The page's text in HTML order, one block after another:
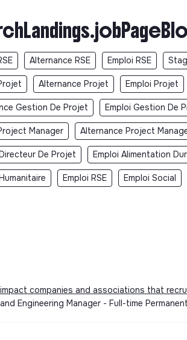
Alternance RSE Emploi RSE
Alternance Projet Emploi Projet
Gestion De Projet Emploi Gestion De
Manager Alternance Project
De Projet Emploi Alimentation
Emploi RSE Emploi Social
companies and associations that
Engineering Manager - Full-time